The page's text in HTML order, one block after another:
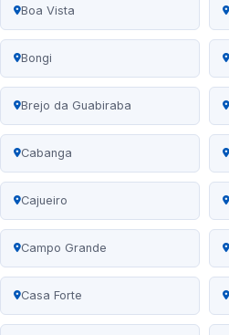
Boa Vista
Bongi
Brejo da Guabiraba
Cabanga
Cajueiro
Campo Grande
Casa Forte